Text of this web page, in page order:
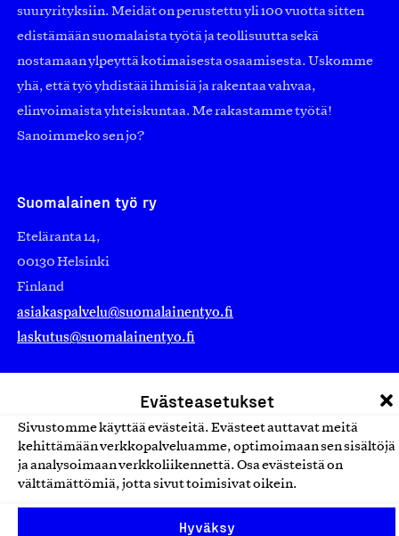
Evästeasetukset
Sivustomme käyttää evästeitä. Evästeet auttavat meitä
kehittämään verkkopalveluamme, optimoimaan sen sisältöjä
ja analysoimaan verkkoliikennettä. Osa evästeistä on
välttämättömiä, jotta sivut toimisivat oikein.
Hyväksy
suuryrityksiin. Meidät on perustettu yli 100 vuotta sitten
edistämään suomalaista työtä ja teollisuutta sekä
nostamaan ylpeyttä kotimaisesta osaamisesta. Uskomme
yhä, että työ yhdistää ihmisiä ja rakentaa vahvaa,
elinvoimaista yhteiskuntaa. Me rakastamme työtä!
Sanoimmeko sen jo?
Suomalainen työ ry
Eteläranta 14,
00130 Helsinki
Finland
asiakaspalvelu@suomalainentyo.fi
laskutus@suomalainentyo.fi
Avainlippu